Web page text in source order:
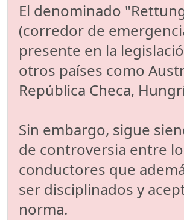
El denominado
(corredor de
presente en la
otros países como
República Checa,
Sin embargo, sigue
de controversia entre
conductores que
ser disciplinados y
norma.